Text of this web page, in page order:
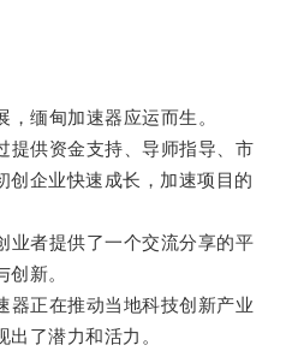
缅甸加速器应运而生。
供资金支持、导师指导、市
创企业快速成长，加速项目的
者提供了一个交流分享的平
新。
正在推动当地科技创新产业
了潜力和活力。